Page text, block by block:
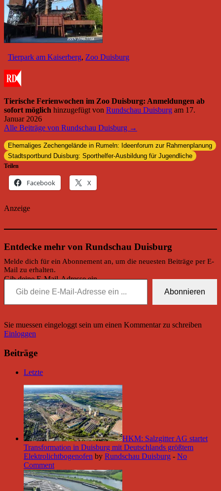
Tierpark am Kaiserberg, Zoo Duisburg
Tierische Ferienwochen im Zoo Duisburg: Anmeldungen ab
sofort möglich hinzugefügt von Rundschau Duisburg am 17.
Januar 2026
Alle Beiträge von Rundschau Duisburg →
Ehemaliges Zechengelände in Rumeln: Ideenforum zur Rahmenplanung
Stadtsportbund Duisburg: Sporthelfer-Ausbildung für Jugendliche
Teilen
Facebook X
Anzeige
Entdecke mehr von Rundschau Duisburg
Melde dich für ein Abonnement an, um die neuesten Beiträge per E-
Mail zu erhalten.
Gib deine E-Mail-Adresse ein ...
Abonnieren
Sie muessen eingeloggt sein um einen Kommentar zu schreiben
Einloggen
Beiträge
Letzte
HKM: Salzgitter AG startet
Transformation in Duisburg mit Deutschlands größtem
Elektrolichtbogenofen by Rundschau Duisburg - No
Comment